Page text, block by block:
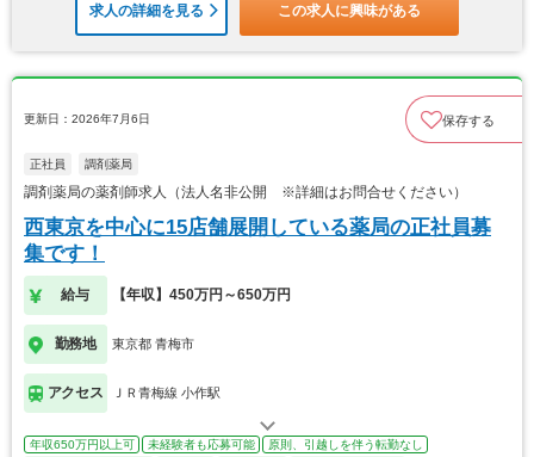
求人の詳細を見る この求人に興味がある
更新日：2026年7月6日 保存する
正社員 調剤薬局
調剤薬局の薬剤師求人（法人名非公開 ※詳細はお問合せください）
西東京を中心に15店舗展開している薬局の正社員募
集です！
給与 【年収】450万円～650万円
勤務地 東京都 青梅市
アクセス ＪＲ青梅線 小作駅
年収650万円以上可 未経験者も応募可能
原則、引越しを伴う転勤なし